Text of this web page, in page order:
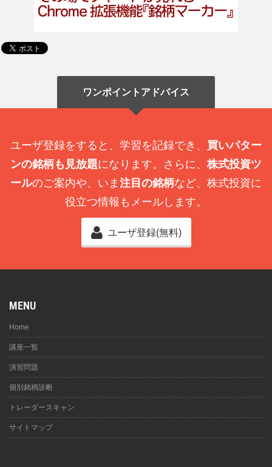
ワンポイントアドバイス
ユーザ登録をすると、学習を記録でき、 買いパター
ンの銘柄も見放題になります。さらに、 株式投資ツ
ールのご案内や、いま 注目の銘柄など、株式投資に
役立つ情報もメールします。
ユーザ登録(無料)
MENU
Home
講座一覧
演習問題
個別銘柄診断
トレーダースキャン
サイトマップ